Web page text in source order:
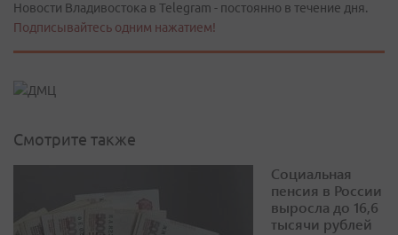
Новости Владивостока в Telegram - постоянно в течение дня.
Подписывайтесь одним нажатием!
Смотрите также
Социальная
пенсия в России
выросла до 16,6
тысячи рублей